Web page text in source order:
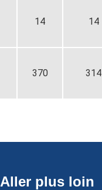
14 14
370 314
Aller plus loin